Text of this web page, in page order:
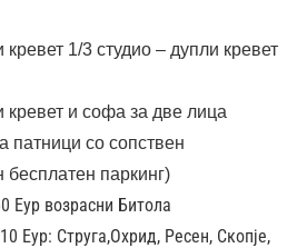
529 549
379 439
299 319 339
кревет 1/3 студио – дупли кревет
кревет и софа за две лица
патници со сопствен
бесплатен паркинг)
Еур возрасни Битола
Еур: Струга,Oхрид, Ресен, Скопје,